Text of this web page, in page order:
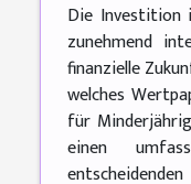
Die Investition
zunehmend
finanzielle
welches
für
einen